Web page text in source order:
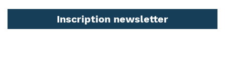
Inscription newsletter